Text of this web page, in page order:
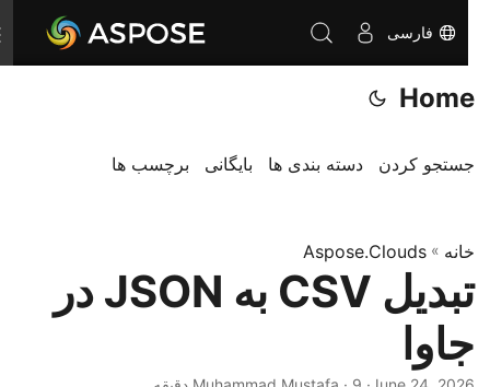
فارسی
Home
جستجو کردن دسته بندی ها بایگانی برچسب ها
خانه»
Aspose.Clouds
تبدیل CSV به JSON در
جاوا